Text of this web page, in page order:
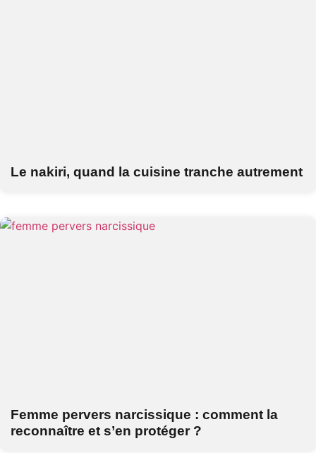
Le nakiri, quand la cuisine tranche autrement
Femme pervers narcissique : comment la
reconnaître et s’en protéger ?